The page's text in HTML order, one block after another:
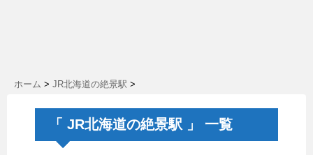
ホーム > JR北海道の絶景駅 >
「 JR北海道の絶景駅 」 一覧